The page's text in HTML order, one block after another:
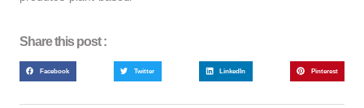
Share this post :
Facebook Twitter LinkedIn Pinterest